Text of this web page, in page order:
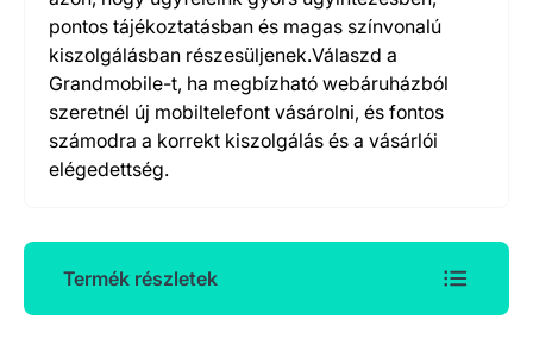
pontos tájékoztatásban és magas színvonalú
kiszolgálásban részesüljenek.Válaszd a
Grandmobile-t, ha megbízható webáruházból
szeretnél új mobiltelefont vásárolni, és fontos
számodra a korrekt kiszolgálás és a vásárlói
elégedettség.
Termék részletek